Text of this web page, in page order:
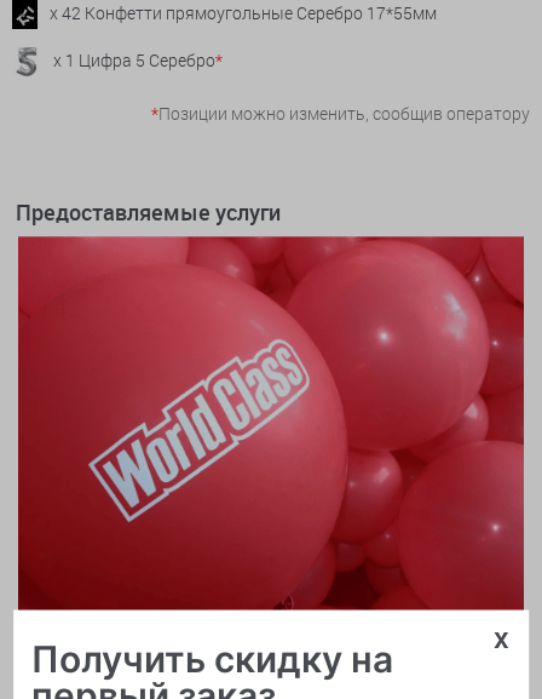
x 42 Конфетти прямоугольные Серебро 17*55мм
x 1 Цифра 5 Серебро*
*Позиции можно изменить, сообщив оператору
Предоставляемые услуги
x
Получить скидку на